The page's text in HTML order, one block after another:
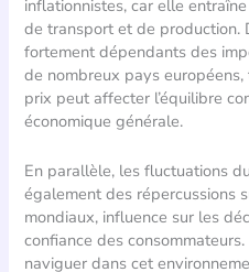
inflationnistes, car elle
de transport et de production.
fortement dépendants des
de nombreux pays
prix peut affecter l’équilibre
économique générale.
En parallèle, les fluctuations
également des répercussions
mondiaux, influence sur les
confiance des
naviguer dans cet